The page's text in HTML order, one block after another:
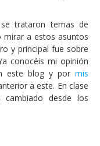
trataron temas de
mirar a estos asuntos
y principal fue sobre
conocéis mi opinión
este blog y por mis
a este. En clase
desde los